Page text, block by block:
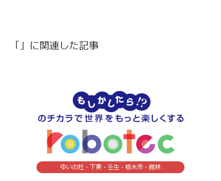
「」に関連した記事
ゆいの杜・下栗・壬生・栃木市・館林